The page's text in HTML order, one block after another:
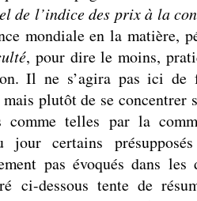
de l’indice des prix à la
mondiale en la matière,
, pour dire le moins,
Il ne s’agira pas ici
plutôt de se concentrer
comme telles par la
jour certains
pas évoqués dans
ci-dessous tente de